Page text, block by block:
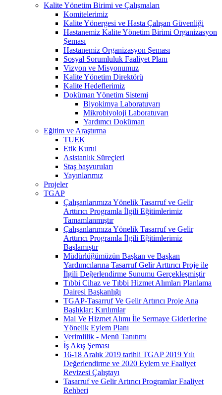
Kalite Yönetim Birimi ve Çalışmaları
Komitelerimiz
Kalite Yönergesi ve Hasta Çalışan Güvenliği
Hastanemiz Kalite Yönetim Birimi Organizasyon
Şeması
Hastanemiz Organizasyon Şeması
Sosyal Sorumluluk Faaliyet Planı
Vizyon ve Misyonumuz
Kalite Yönetim Direktörü
Kalite Hedeflerimiz
Doküman Yönetim Sistemi
Biyokimya Laboratuvarı
Mikrobiyoloji Laboratuvarı
Yardımcı Doküman
Eğitim ve Araştırma
TUEK
Etik Kurul
Asistanlık Süreçleri
Staş başvuruları
Yayınlarımız
Projeler
TGAP
Çalışanlarımıza Yönelik Tasarruf ve Gelir
Arttırıcı Programla İlgili Eğitimlerimiz
Tamamlanmıştır
Çalışanlarımıza Yönelik Tasarruf ve Gelir
Arttırıcı Programla İlgili Eğitimlerimiz
Başlamıştır
Müdürlüğümüzün Başkan ve Başkan
Yardımcılarına Tasarruf Gelir Arttırıcı Proje ile
İlgili Değerlendirme Sunumu Gerçekleşmiştir
Tıbbi Cihaz ve Tıbbi Hizmet Alımları Planlama
Dairesi Başkanlığı
TGAP-Tasarruf Ve Gelir Artırıcı Proje Ana
Başlıklar; Kırılımlar
Mal Ve Hizmet Alımı İle Sermaye Giderlerine
Yönelik Eylem Planı
Verimlilik - Menü Tanıtımı
İş Akış Şeması
16-18 Aralık 2019 tarihli TGAP 2019 Yılı
Değerlendirme ve 2020 Eylem ve Faaliyet
Revizesi Çalıştayı
Tasarruf ve Gelir Artırıcı Programlar Faaliyet
Rehberi